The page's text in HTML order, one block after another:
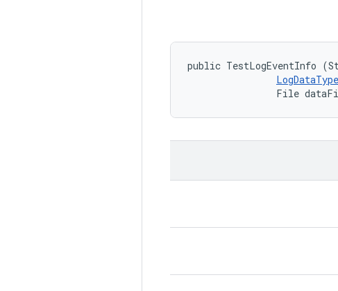
public TestLogEventInfo
LogDataType
File